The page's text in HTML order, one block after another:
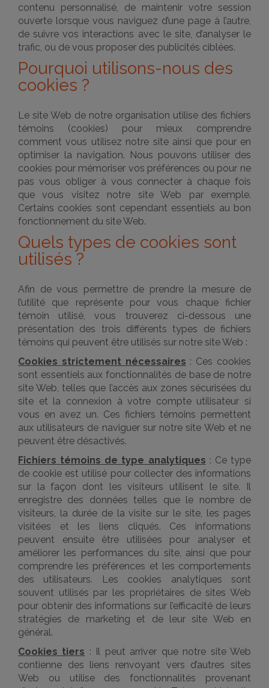
contenu personnalisé, de maintenir votre session
ouverte lorsque vous naviguez d’une page à l’autre,
de suivre vos interactions avec le site, d’analyser le
trafic, ou de vous proposer des publicités ciblées.
Pourquoi utilisons-nous des
cookies ?
Le site Web de notre organisation utilise des fichiers
témoins (cookies) pour mieux comprendre
comment vous utilisez notre site ainsi que pour en
optimiser la navigation. Nous pouvons utiliser des
cookies pour mémoriser vos préférences ou pour ne
pas vous obliger à vous connecter à chaque fois
que vous visitez notre site Web par exemple.
Certains cookies sont cependant essentiels au bon
fonctionnement du site Web.
Quels types de cookies sont
utilisés ?
Afin de vous permettre de prendre la mesure de
l’utilité que représente pour vous chaque fichier
témoin utilisé, vous trouverez ci-dessous une
présentation des trois différents types de fichiers
témoins qui peuvent être utilisés sur notre site Web :
Cookies strictement nécessaires : Ces cookies
sont essentiels aux fonctionnalités de base de notre
site Web, telles que l’accès aux zones sécurisées du
site et la connexion à votre compte utilisateur si
vous en avez un. Ces fichiers témoins permettent
aux utilisateurs de naviguer sur notre site Web et ne
peuvent être désactivés.
Fichiers témoins de type analytiques : Ce type
de cookie est utilisé pour collecter des informations
sur la façon dont les visiteurs utilisent le site. Il
enregistre des données telles que le nombre de
visiteurs, la durée de la visite sur le site, les pages
visitées et les liens cliqués. Ces informations
peuvent ensuite être utilisées pour analyser et
améliorer les performances du site, ainsi que pour
comprendre les préférences et les comportements
des utilisateurs. Les cookies analytiques sont
souvent utilisés par les propriétaires de sites Web
pour obtenir des informations sur l’efficacité de leurs
stratégies de marketing et de leur site Web en
général.
Cookies tiers : Il peut arriver que notre site Web
contienne des liens renvoyant vers d’autres sites
Web ou utilise des fonctionnalités provenant